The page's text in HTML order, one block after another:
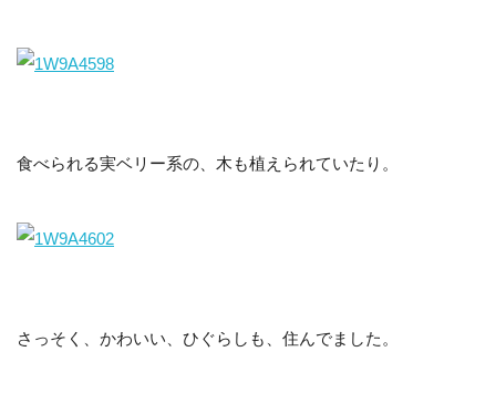
食べられる実ベリー系の、木も植えられていたり。
さっそく、かわいい、ひぐらしも、住んでました。